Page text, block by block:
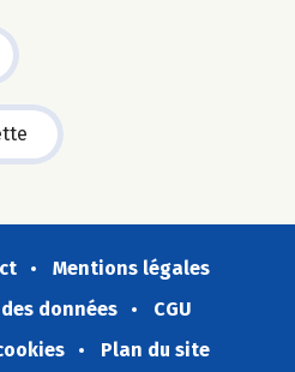
Mentions légales
données
CGU
Plan du site